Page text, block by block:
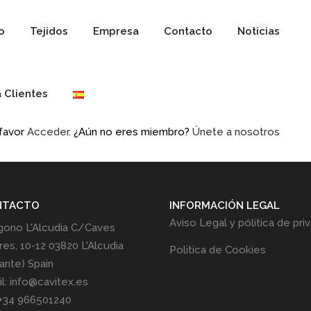
Tejidos Empresa Contacto Noticias
Clientes
Acceder. ¿Aún no eres miembro? Únete a nosotros
L'Alcudia C/Caves
10-12 03820 L'Alcudia
Spain
info@cavitex.es
966501240
INFORMACIÓN LEGAL
Aviso Legal y pólitica de
Politica de Cookies